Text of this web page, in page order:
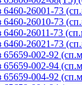
6460-26001-73
6460-26010-73
6460-26011-73
6460-26021-73
65659-002-92
65659-002-94
65659-004-92